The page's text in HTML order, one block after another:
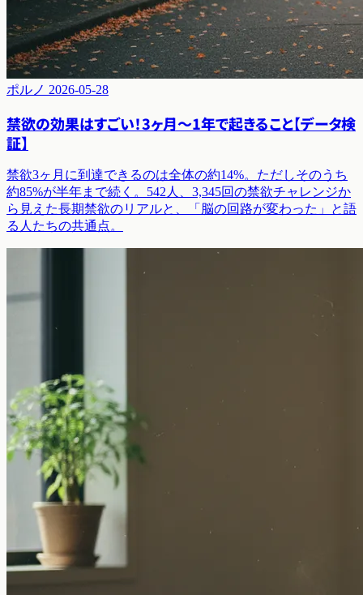
ポルノ 2026-05-28
禁欲の効果はすごい！3ヶ月〜1年で起きること【データ検
証】
禁欲3ヶ月に到達できるのは全体の約14%。ただしそのうち
約85%が半年まで続く。542人、3,345回の禁欲チャレンジか
ら見えた長期禁欲のリアルと、「脳の回路が変わった」と語
る人たちの共通点。